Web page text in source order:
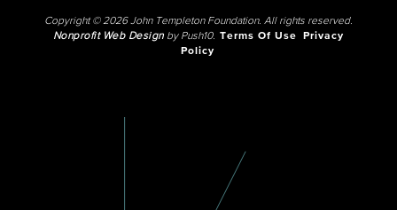
Copyright © 2026 John Templeton Foundation. All rights reserved.
Nonprofit Web Designby Push10. Terms Of Use
Privacy
Policy